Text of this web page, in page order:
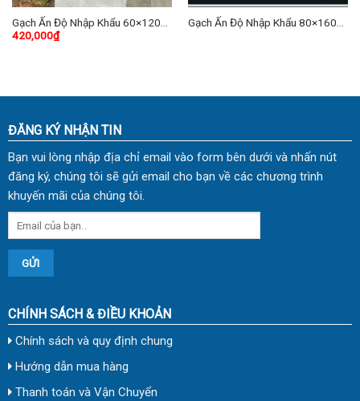
Gạch Ấn Độ Nhập Khẩu 60×120
(cm) TDVH-01
420,000₫
Gạch Ấn Độ Nhập Khẩu 80×160
ĐĂNG KÝ NHẬN TIN
Bạn vui lòng nhập địa chỉ email vào form bên dưới và nhấn nút
đăng ký, chúng tôi sẽ gửi email cho bạn về các chương trình
khuyến mãi của chúng tôi.
CHÍNH SÁCH & ĐIỀU KHOẢN
Chính sách và quy định chung
Hướng dẫn mua hàng
Thanh toán và Vận Chuyển